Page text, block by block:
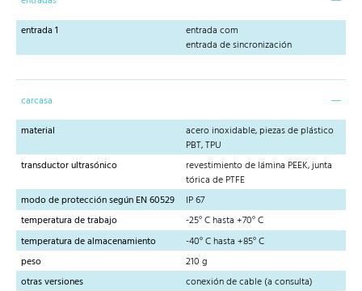
entrada 1
entrada com
entrada de sincronización
carcasa
material
acero inoxidable, piezas de plástico
PBT, TPU
transductor ultrasónico
revestimiento de lámina PEEK, junta
tórica de PTFE
modo de protección según EN 60529
IP 67
temperatura de trabajo
-25° C hasta +70° C
temperatura de almacenamiento
-40° C hasta +85° C
peso
210 g
otras versiones
conexión de cable (a consulta)